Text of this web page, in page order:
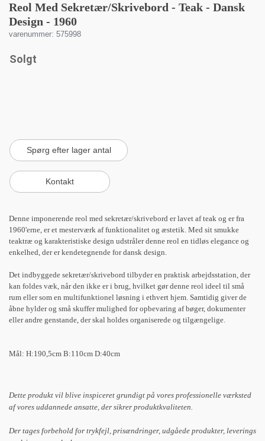
Reol Med Sekretær/Skrivebord - Teak - Dansk
Design - 1960
varenummer: 575998
Solgt
Denne imponerende reol med sekretær/skrivebord er lavet af teak og er fra
1960'erne, er et mesterværk af funktionalitet og æstetik. Med sit smukke
teaktræ og karakteristiske design udstråler denne reol en tidløs elegance og
enkelhed, der er kendetegnende for dansk design.
Det indbyggede sekretær/skrivebord tilbyder en praktisk arbejdsstation, der
kan foldes væk, når den ikke er i brug, hvilket gør denne reol ideel til små
rum eller som en multifunktionel løsning i ethvert hjem. Samtidig giver de
åbne hylder og små skuffer mulighed for opbevaring af bøger, dokumenter
eller andre genstande, der skal holdes organiserede og tilgængelige.
Mål: H:190,5cm B:110cm D:40cm
Dette produkt vil blive inspiceret grundigt på vores professionelle værksted
af vores uddannede ansatte, der sikrer produktkvaliteten.
Der tages forbehold for trykfejl, prisændringer, udgåede produkter, leverings